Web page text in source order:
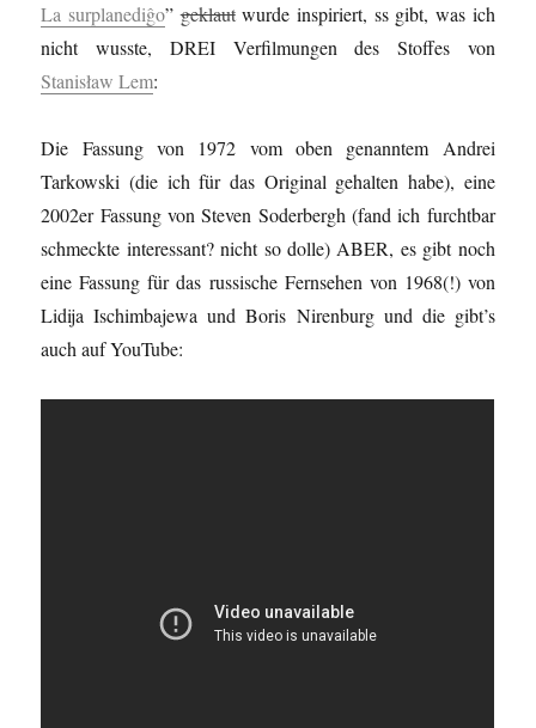
La surplanediĝo”geklautwurde inspiriert, ss gibt, was ich
nicht wusste, DREI Verfilmungen des Stoffes von
Stanisław Lem:
Die Fassung von 1972 vom oben genanntem Andrei
Tarkowski (die ich für das Original gehalten habe), eine
2002er Fassung von Steven Soderbergh (fand ich furchtbar
schmeckte interessant? nicht so dolle) ABER, es gibt noch
eine Fassung für das russische Fernsehen von 1968(!) von
Lidija Ischimbajewa und Boris Nirenburg und die gibt’s
auch auf YouTube: